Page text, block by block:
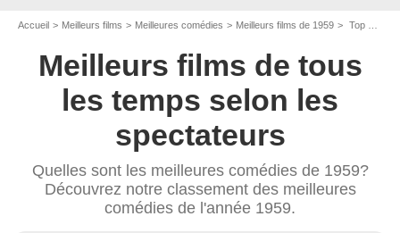
Accueil Meilleurs films Meilleures comédies Meilleurs films de 1959 Top comédies de 1959
Meilleurs films de tous
les temps selon les
spectateurs
Quelles sont les meilleures comédies de 1959?
Découvrez notre classement des meilleures
comédies de l'année 1959.